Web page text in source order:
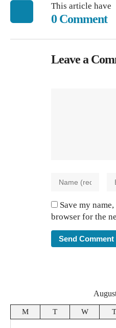
This article have
0 Comment
Leave a
Save my
browser for the
M T W T